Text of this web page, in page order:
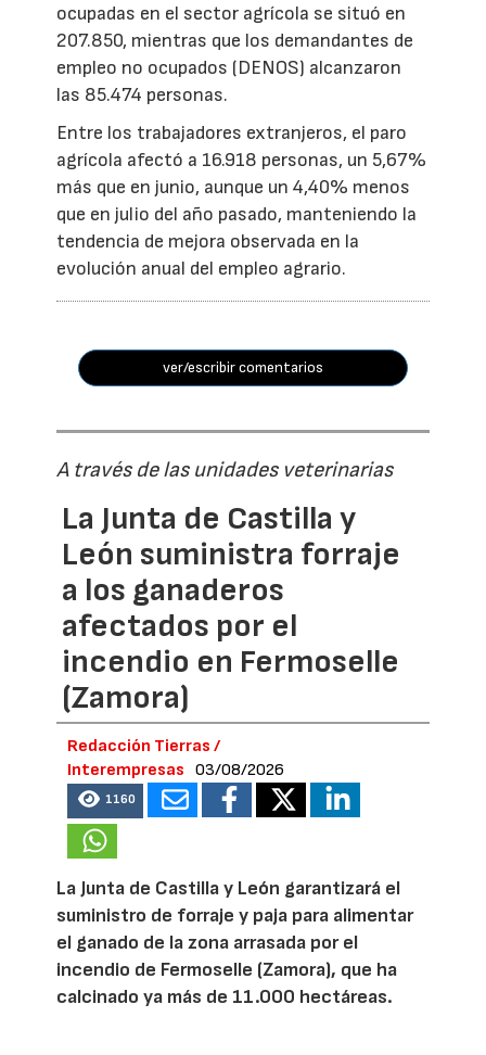
ocupadas en el sector agrícola se situó en
207.850, mientras que los demandantes de
empleo no ocupados (DENOS) alcanzaron
las 85.474 personas.
Entre los trabajadores extranjeros, el paro
agrícola afectó a 16.918 personas, un 5,67%
más que en junio, aunque un 4,40% menos
que en julio del año pasado, manteniendo la
tendencia de mejora observada en la
evolución anual del empleo agrario.
ver/escribir comentarios
A través de las unidades veterinarias
La Junta de Castilla y
León suministra forraje
a los ganaderos
afectados por el
incendio en Fermoselle
(Zamora)
Redacción Tierras /
Interempresas
03/08/2026
1160
La Junta de Castilla y León garantizará el
suministro de forraje y paja para alimentar
el ganado de la zona arrasada por el
incendio de Fermoselle (Zamora), que ha
calcinado ya más de 11.000 hectáreas.